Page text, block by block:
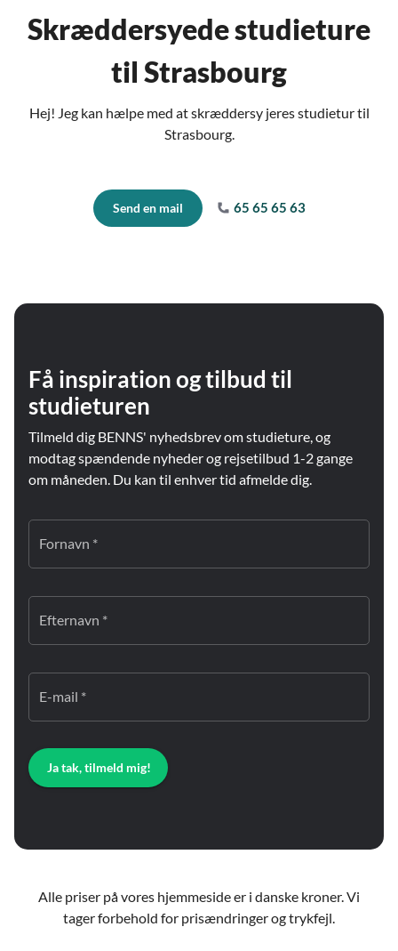
Skræddersyede studieture
til Strasbourg
Hej! Jeg kan hælpe med at skræddersy jeres studietur til
Strasbourg.
Send en mail 65 65 65 63
Få inspiration og tilbud til
studieturen
Tilmeld dig BENNS' nyhedsbrev om studieture, og
modtag spændende nyheder og rejsetilbud 1-2 gange
om måneden. Du kan til enhver tid afmelde dig.
Fornavn *
Efternavn *
E-mail *
Ja tak, tilmeld mig!
Alle priser på vores hjemmeside er i danske kroner. Vi
tager forbehold for prisændringer og trykfejl.